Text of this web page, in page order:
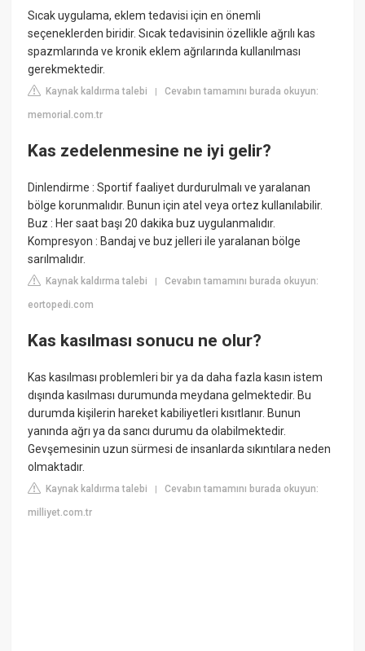
Sıcak uygulama, eklem tedavisi için en önemli
seçeneklerden biridir. Sıcak tedavisinin özellikle ağrılı kas
spazmlarında ve kronik eklem ağrılarında kullanılması
gerekmektedir.
Kaynak kaldırma talebi |Cevabın tamamını burada okuyun:
memorial.com.tr
Kas zedelenmesine ne iyi gelir?
Dinlendirme : Sportif faaliyet durdurulmalı ve yaralanan
bölge korunmalıdır. Bunun için atel veya ortez kullanılabilir.
Buz : Her saat başı 20 dakika buz uygulanmalıdır.
Kompresyon : Bandaj ve buz jelleri ile yaralanan bölge
sarılmalıdır.
Kaynak kaldırma talebi |Cevabın tamamını burada okuyun:
eortopedi.com
Kas kasılması sonucu ne olur?
Kas kasılması problemleri bir ya da daha fazla kasın istem
dışında kasılması durumunda meydana gelmektedir. Bu
durumda kişilerin hareket kabiliyetleri kısıtlanır. Bunun
yanında ağrı ya da sancı durumu da olabilmektedir.
Gevşemesinin uzun sürmesi de insanlarda sıkıntılara neden
olmaktadır.
Kaynak kaldırma talebi |Cevabın tamamını burada okuyun:
milliyet.com.tr